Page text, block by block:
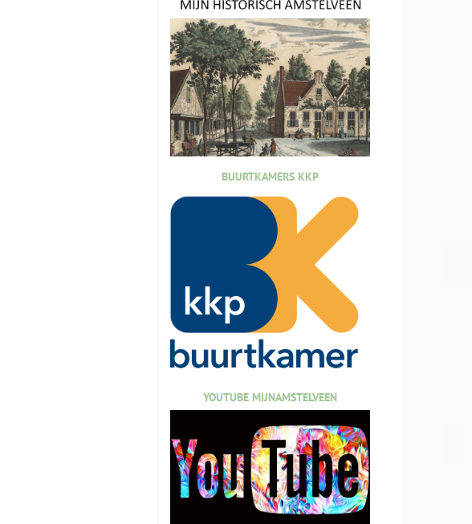
BUURTKAMERS KKP
YOUTUBE MIJNAMSTELVEEN